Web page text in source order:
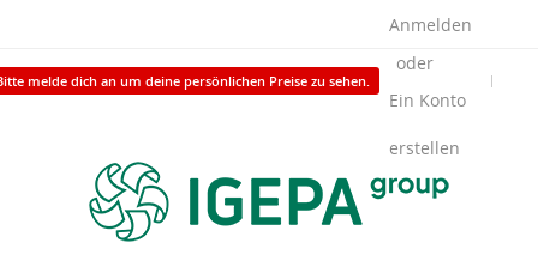
melde dich an um deine persönlichen Preise zu sehen.
Anmelden
Ein Konto
erstellen